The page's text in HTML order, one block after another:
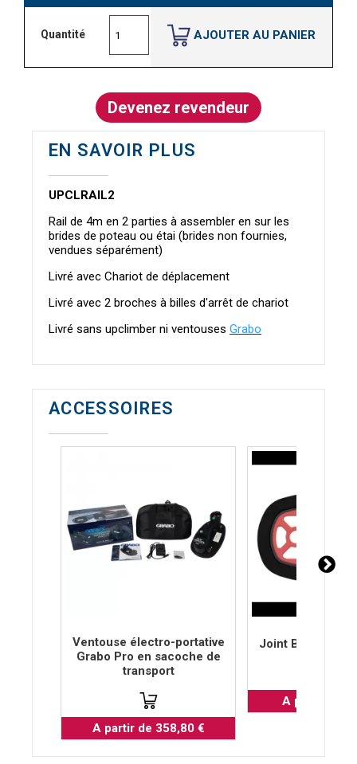
Quantité AJOUTER AU PANIER
Devenez revendeur
EN SAVOIR PLUS
UPCLRAIL2
Rail de 4m en 2 parties à assembler en sur les
brides de poteau ou étai (brides non fournies,
vendues séparément)
Livré avec Chariot de déplacement
Livré avec 2 broches à billes d'arrêt de chariot
Livré sans upclimber ni ventousesGrabo
ACCESSOIRES
Ventouse électro-portative
Grabo Pro en sacoche de
transport
A partir de 358,80 €
Joint BRACE
A partir de